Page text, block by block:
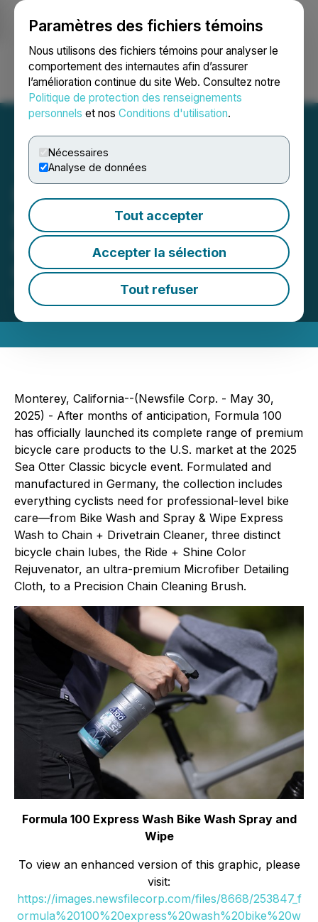
Paramètres des fichiers témoins
Nous utilisons des fichiers témoins pour analyser le
comportement des internautes afin d’assurer
l’amélioration continue du site Web. Consultez notre
Politique de protection des renseignements
personnels et nos Conditions d'utilisation.
Nécessaires
Analyse de données
Tout accepter
Accepter la sélection
Tout refuser
Ouvrir une session Recherche English
Formula 100 Launches Full
Range of German-Made
Bike Care Products at Sea
Otter Classic
May 30, 2025 3:40 PM EDT | Source: Imperium AI
Monterey, California--(Newsfile Corp. - May 30,
2025) - After months of anticipation, Formula 100
has officially launched its complete range of premium
bicycle care products to the U.S. market at the 2025
Sea Otter Classic bicycle event. Formulated and
manufactured in Germany, the collection includes
everything cyclists need for professional-level bike
care—from Bike Wash and Spray & Wipe Express
Wash to Chain + Drivetrain Cleaner, three distinct
bicycle chain lubes, the Ride + Shine Color
Rejuvenator, an ultra-premium Microfiber Detailing
Cloth, to a Precision Chain Cleaning Brush.
Formula 100 Express Wash Bike Wash Spray and
Wipe
To view an enhanced version of this graphic, please
visit:
https://images.newsfilecorp.com/files/8668/253847_f
ormula%20100%20express%20wash%20bike%20w